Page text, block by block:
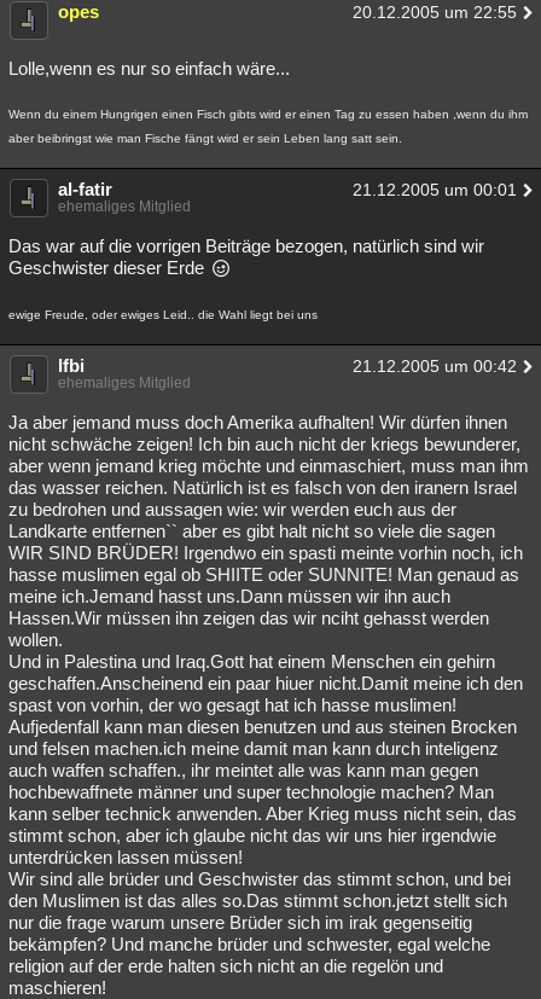
opes 20.12.2005 um 22:55
Lolle,wenn es nur so einfach wäre...
Wenn du einem Hungrigen einen Fisch gibts wird er einen Tag zu essen haben ,wenn du ihm
aber beibringst wie man Fische fängt wird er sein Leben lang satt sein.
al-fatir 21.12.2005 um 00:01
ehemaliges Mitglied
Das war auf die vorrigen Beiträge bezogen, natürlich sind wir
Geschwister dieser Erde
ewige Freude, oder ewiges Leid.. die Wahl liegt bei uns
lfbi 21.12.2005 um 00:42
ehemaliges Mitglied
Ja aber jemand muss doch Amerika aufhalten! Wir dürfen ihnen
nicht schwäche zeigen! Ich bin auch nicht der kriegs bewunderer,
aber wenn jemand krieg möchte und einmaschiert, muss man ihm
das wasser reichen. Natürlich ist es falsch von den iranern Israel
zu bedrohen und aussagen wie: wir werden euch aus der
Landkarte entfernen`` aber es gibt halt nicht so viele die sagen
WIR SIND BRÜDER! Irgendwo ein spasti meinte vorhin noch, ich
hasse muslimen egal ob SHIITE oder SUNNITE! Man genaud as
meine ich.Jemand hasst uns.Dann müssen wir ihn auch
Hassen.Wir müssen ihn zeigen das wir nciht gehasst werden
wollen.
Und in Palestina und Iraq.Gott hat einem Menschen ein gehirn
geschaffen.Anscheinend ein paar hiuer nicht.Damit meine ich den
spast von vorhin, der wo gesagt hat ich hasse muslimen!
Aufjedenfall kann man diesen benutzen und aus steinen Brocken
und felsen machen.ich meine damit man kann durch inteligenz
auch waffen schaffen., ihr meintet alle was kann man gegen
hochbewaffnete männer und super technologie machen? Man
kann selber technick anwenden. Aber Krieg muss nicht sein, das
stimmt schon, aber ich glaube nicht das wir uns hier irgendwie
unterdrücken lassen müssen!
Wir sind alle brüder und Geschwister das stimmt schon, und bei
den Muslimen ist das alles so.Das stimmt schon.jetzt stellt sich
nur die frage warum unsere Brüder sich im irak gegenseitig
bekämpfen? Und manche brüder und schwester, egal welche
religion auf der erde halten sich nicht an die regelön und
maschieren!